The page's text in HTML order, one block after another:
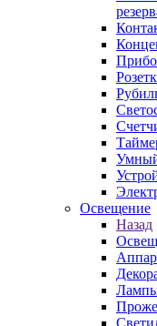
Освещение
Назад